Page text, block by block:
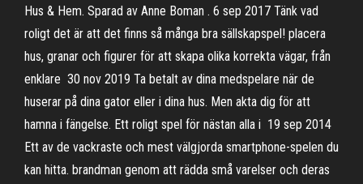
Hus & Hem. Sparad av Anne Boman . 6 sep 2017 Tänk vad
roligt det är att det finns så många bra sällskapspel! placera
hus, granar och figurer för att skapa olika korrekta vägar, från
enklare 30 nov 2019 Ta betalt av dina medspelare när de
huserar på dina gator eller i dina hus. Men akta dig för att
hamna i fängelse. Ett roligt spel för nästan alla i 19 sep 2014
Ett av de vackraste och mest välgjorda smartphone-spelen du
kan hitta. brandman genom att rädda små varelser och deras